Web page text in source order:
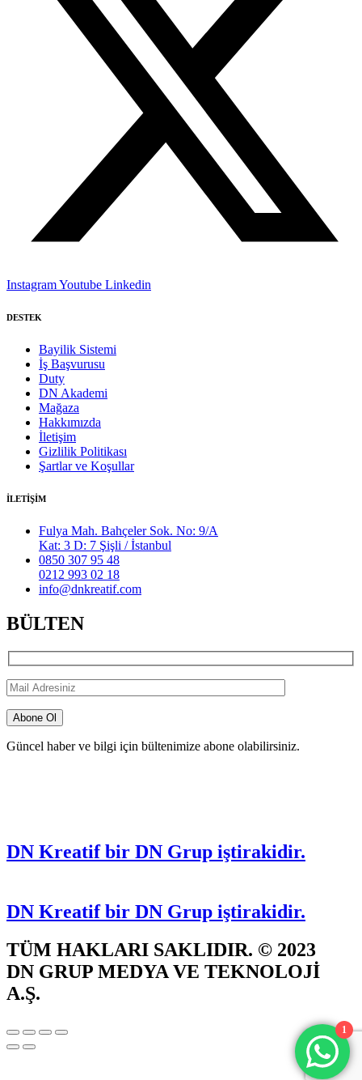
InstagramYoutube Linkedin
DESTEK
Bayilik Sistemi
İş Başvurusu
Duty
DN Akademi
Mağaza
Hakkımızda
İletişim
Gizlilik Politikası
Şartlar ve Koşullar
İLETİŞİM
Fulya Mah. Bahçeler Sok. No: 9/A
Kat: 3 D: 7 Şişli / İstanbul
0850 307 95 48
0212 993 02 18
info@dnkreatif.com
BÜLTEN
Güncel haber ve bilgi için bültenimize abone olabilirsiniz.
DN Kreatif bir DN Grup iştirakidir.
DN Kreatif bir DN Grup iştirakidir.
TÜM HAKLARI SAKLIDIR. © 2023
DN GRUP MEDYA VE TEKNOLOJİ
A.Ş.
1